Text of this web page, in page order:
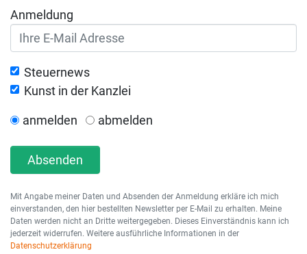
Anmeldung
Steuernews
Kunst in der Kanzlei
anmelden abmelden
Absenden
Mit Angabe meiner Daten und Absenden der Anmeldung erkläre ich mich
einverstanden, den hier bestellten Newsletter per E-Mail zu erhalten. Meine
Daten werden nicht an Dritte weitergegeben. Dieses Einverständnis kann ich
jederzeit widerrufen. Weitere ausführliche Informationen in der
Datenschutzerklärung